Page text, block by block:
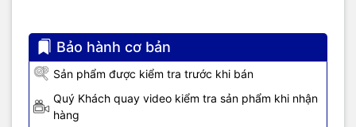
Bảo hành cơ bản
Sản phẩm được kiểm tra trước khi bán
Quý Khách quay video kiểm tra sản phẩm khi nhận
hàng